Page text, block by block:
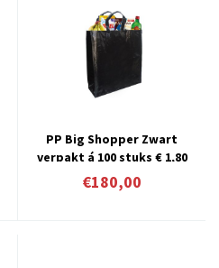
PP Big Shopper Zwart
verpakt á 100 stuks € 1,80
per stuk
€180,00